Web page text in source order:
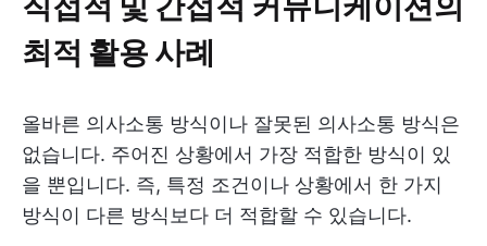
최적 활용 사례
올바른 의사소통 방식이나 잘못된 의사소통 방식은
없습니다. 주어진 상황에서 가장 적합한 방식이 있
을 뿐입니다. 즉, 특정 조건이나 상황에서 한 가지
방식이 다른 방식보다 더 적합할 수 있습니다.